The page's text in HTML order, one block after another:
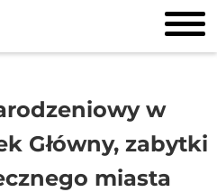
w
Główny, zabytki
miasta